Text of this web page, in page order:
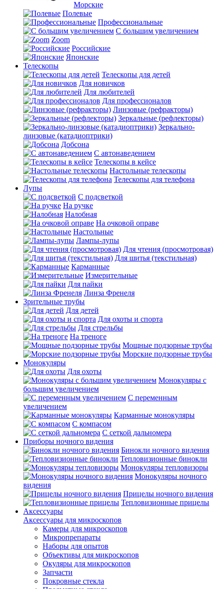
Морские
Полевые
Профессиональные
С большим увеличением
Zoom
Российские
Японские
Телескопы
Телескопы для детей
Для новичков
Для любителей
Для профессионалов
Линзовые (рефракторы)
Зеркальные (рефлекторы)
Зеркально-
линзовые (катадиоптрики)
Добсона
С автонаведением
Телескопы в кейсе
Настольные телескопы
Телескопы для телефона
Лупы
С подсветкой
На ручке
Налобная
На очковой оправе
Настольные
Лампы-лупы
Для чтения (просмотровая)
Для шитья (текстильная)
Карманные
Измерительные
Для пайки
Линза Френеля
Зрительные трубы
Для детей
Для охоты и спорта
Для стрельбы
На треноге
Мощные подзорные трубы
Морские подзорные трубы
Монокуляры
Для охоты
Монокуляры с
большим увеличением
С переменным
увеличением
Карманные монокуляры
С компасом
С сеткой дальномера
Приборы ночного видения
Бинокли ночного видения
Тепловизионные бинокли
Монокуляры тепловизоры
Монокуляры ночного
видения
Прицелы ночного видения
Тепловизионные прицелы
Аксессуары
Аксессуары для микроскопов
Камеры для микроскопов
Микропрепараты
Наборы для опытов
Объективы для микроскопов
Окуляры для микроскопов
Запчасти
Покровные стекла